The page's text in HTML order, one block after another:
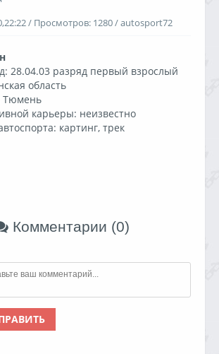
/ Просмотров: 1280 / autosport72
28.04.03 разряд первый взрослый
область
Тюмень
карьеры: неизвестно
картинг, трек
Комментарии (0)